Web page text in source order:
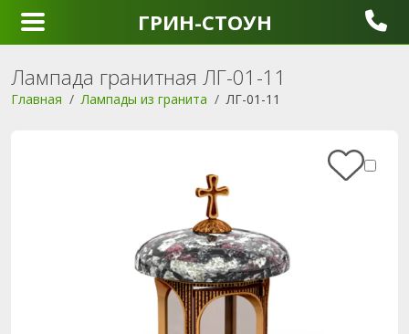
ГРИН-СТОУН
Лампада гранитная ЛГ-01-11
Главная Лампады из гранита ЛГ-01-11